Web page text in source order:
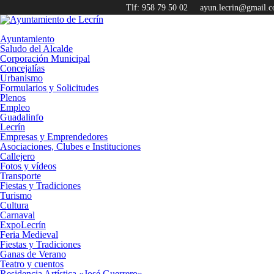
Tlf: 958 79 50 02
Ayuntamiento
Saludo del Alcalde
Corporación Municipal
Concejalías
Urbanismo
Formularios y Solicitudes
Plenos
Empleo
Guadalinfo
Lecrín
Empresas y Emprendedores
Asociaciones, Clubes e Instituciones
Callejero
Fotos y vídeos
Transporte
Fiestas y Tradiciones
Turismo
Cultura
Carnaval
ExpoLecrín
Feria Medieval
Fiestas y Tradiciones
Ganas de Verano
Teatro y cuentos